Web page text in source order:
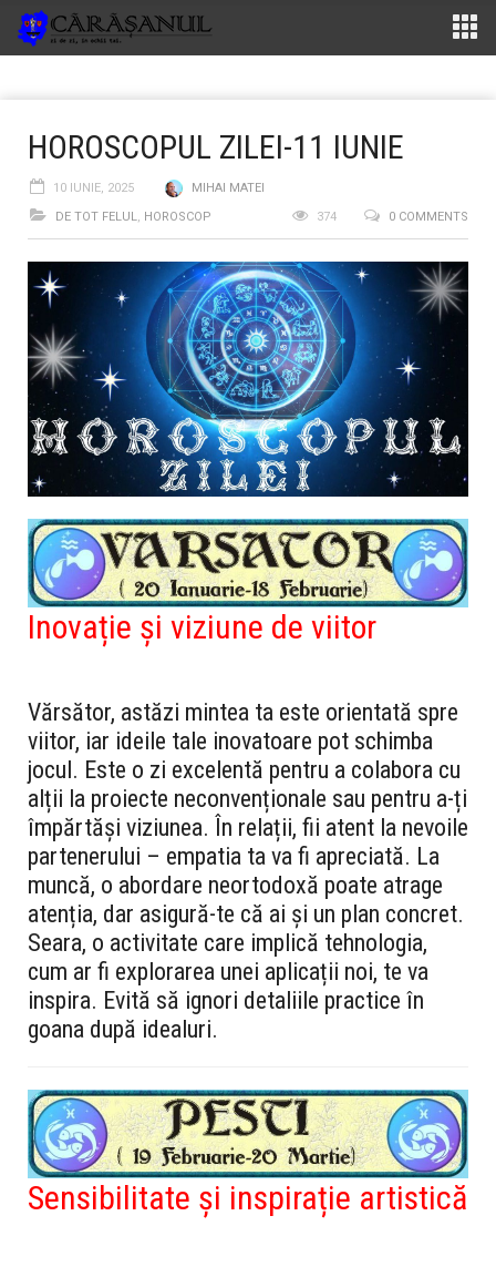
HOROSCOPUL ZILEI-11 IUNIE
10 IUNIE, 2025
MIHAI MATEI
DE TOT FELUL, HOROSCOP 0 COMMENTS
374
Inovație și viziune de viitor
Vărsător, astăzi mintea ta este orientată spre
viitor, iar ideile tale inovatoare pot schimba
jocul. Este o zi excelentă pentru a colabora cu
alții la proiecte neconvenționale sau pentru a-ți
împărtăși viziunea. În relații, fii atent la nevoile
partenerului – empatia ta va fi apreciată. La
muncă, o abordare neortodoxă poate atrage
atenția, dar asigură-te că ai și un plan concret.
Seara, o activitate care implică tehnologia,
cum ar fi explorarea unei aplicații noi, te va
inspira. Evită să ignori detaliile practice în
goana după idealuri.
Sensibilitate și inspirație artistică